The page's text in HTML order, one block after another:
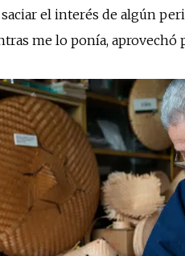
el interés de algún
me lo ponía, aprovechó